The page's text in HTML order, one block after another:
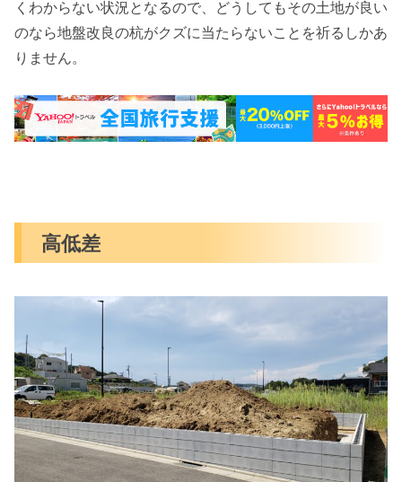
くわからない状況となるので、どうしてもその土地が良い
のなら地盤改良の杭がクズに当たらないことを祈るしかあ
りません。
高低差